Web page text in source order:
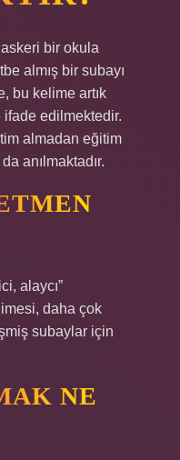
bir okula
almış bir subayı
bu kelime artık
edilmektedir.
almadan eğitim
anılmaktadır.
alaycı”
daha çok
subaylar için
NE